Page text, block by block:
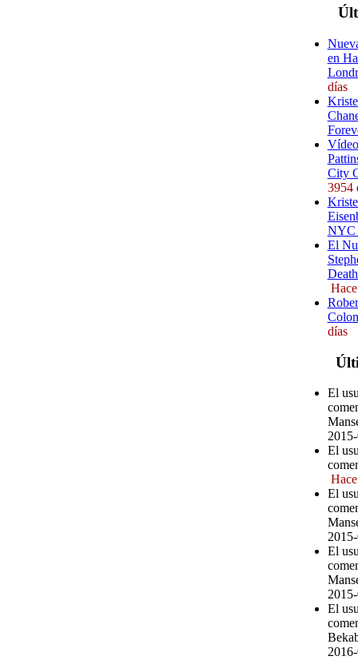
en
días
City
3954
NYC
El
días
El
El
El
El
El